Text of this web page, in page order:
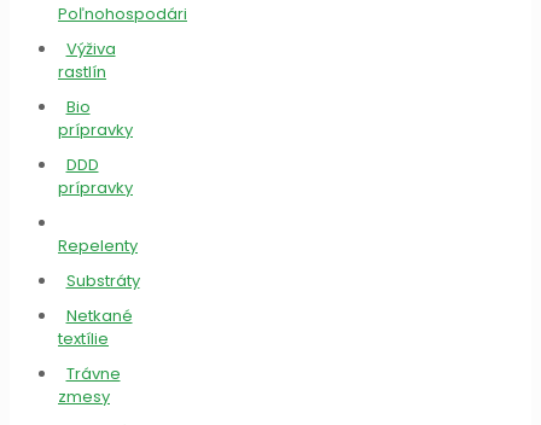
Poľnohospodári
Výživa
rastlín
Bio
prípravky
DDD
prípravky
Repelenty
Substráty
Netkané
textílie
Trávne
zmesy